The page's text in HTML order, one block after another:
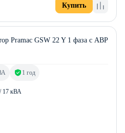
Купить
Pramac GSW 22 Y 1 фаза с АВР
17 кВА
1 год